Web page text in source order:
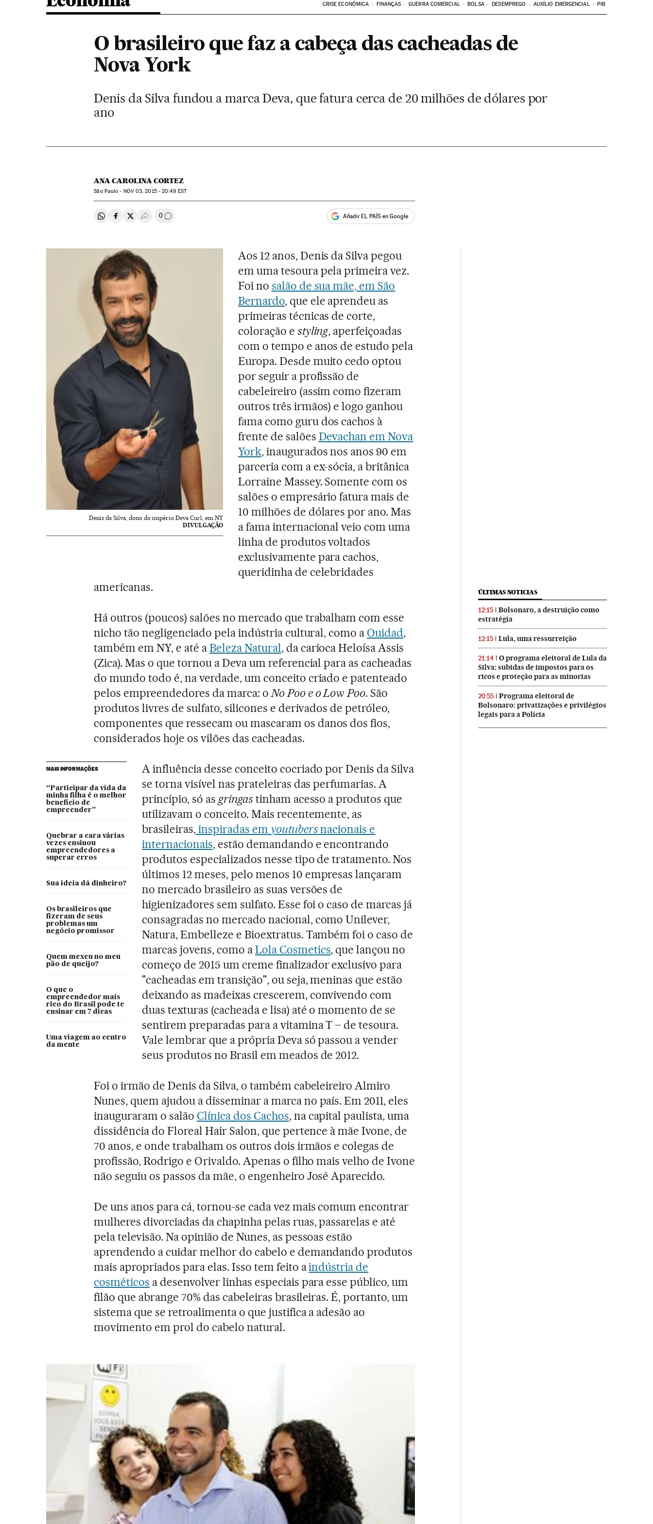
CRISE ECONÔMICA FINANÇAS GUERRA COMERCIAL BOLSA DESEMPREGO AUXÍLIO EMERGENCIAL PIB
O brasileiro que faz a cabeça das cacheadas de
Nova York
Denis da Silva fundou a marca Deva, que fatura cerca de 20 milhões de dólares por
ano
ANA CAROLINA CORTEZ
São Paulo - NOV03, 2015 - 20:49 EST
Compartir en Whatsapp
Compartir en Facebook
Compartir en Twitter
Desplegar Redes Sociales
0 Comentários Añadir EL PAÍS en Google
Denis da Silva, dono do império Deva Curl, em NY
DIVULGAÇÃO
Aos 12 anos, Denis da Silva pegou
em uma tesoura pela primeira vez.
Foi no salão de sua mãe, em São
Bernardo, que ele aprendeu as
primeiras técnicas de corte,
coloração e styling, aperfeiçoadas
com o tempo e anos de estudo pela
Europa. Desde muito cedo optou
por seguir a profissão de
cabeleireiro (assim como fizeram
outros três irmãos) e logo ganhou
fama como guru dos cachos à
frente de salões Devachan em Nova
York, inaugurados nos anos 90 em
parceria com a ex-sócia, a britânica
Lorraine Massey. Somente com os
salões o empresário fatura mais de
10 milhões de dólares por ano. Mas
a fama internacional veio com uma
linha de produtos voltados
exclusivamente para cachos,
queridinha de celebridades
americanas.
Há outros (poucos) salões no mercado que trabalham com esse
nicho tão negligenciado pela indústria cultural, como a Ouidad,
também em NY, e até aBeleza Natural, da carioca Heloísa Assis
(Zica). Mas o que tornou a Deva um referencial para as cacheadas
do mundo todo é, na verdade, um conceito criado e patenteado
pelos empreendedores da marca: oNo Poo e o Low Poo. São
produtos livres de sulfato, silicones e derivados de petróleo,
componentes que ressecam ou mascaram os danos dos fios,
considerados hoje os vilões das cacheadas.
MAIS INFORMAÇÕES
“Participar da vida da
minha filha é o melhor
benefício de
empreender”
Quebrar a cara várias
vezes ensinou
empreendedores a
superar erros
Sua ideia dá dinheiro?
Os brasileiros que
fizeram de seus
problemas um
negócio promissor
Quem mexeu no meu
pão de queijo?
O que o
empreendedor mais
rico do Brasil pode te
ensinar em 7 dicas
Uma viagem ao centro
da mente
A influência desse conceito cocriado por Denis da Silva
se torna visível nas prateleiras das perfumarias. A
princípio, só as gringastinham acesso a produtos que
utilizavam o conceito. Mais recentemente, as
brasileiras,inspiradas em youtubersnacionais e
internacionais, estão demandando e encontrando
produtos especializados nesse tipo de tratamento. Nos
últimos 12 meses, pelo menos 10 empresas lançaram
no mercado brasileiro as suas versões de
higienizadores sem sulfato. Esse foi o caso de marcas já
consagradas no mercado nacional, como Unilever,
Natura, Embelleze e Bioextratus. Também foi o caso de
marcas jovens, como aLola Cosmetics, que lançou no
começo de 2015 um creme finalizador exclusivo para
"cacheadas em transição", ou seja, meninas que estão
deixando as madeixas crescerem, convivendo com
duas texturas (cacheada e lisa) até o momento de se
sentirem preparadas para a vitamina T – de tesoura.
Vale lembrar que a própria Deva só passou a vender
seus produtos no Brasil em meados de 2012.
Foi o irmão de Denis da Silva, o também cabeleireiro Almiro
Nunes, quem ajudou a disseminar a marca no país. Em 2011, eles
inauguraram o salão Clínica dos Cachos, na capital paulista, uma
dissidência do Floreal Hair Salon, que pertence à mãe Ivone, de
70 anos, e onde trabalham os outros dois irmãos e colegas de
profissão, Rodrigo e Orivaldo. Apenas o filho mais velho de Ivone
não seguiu os passos da mãe, o engenheiro José Aparecido.
De uns anos para cá, tornou-se cada vez mais comum encontrar
mulheres divorciadas da chapinha pelas ruas, passarelas e até
pela televisão. Na opinião de Nunes, as pessoas estão
aprendendo a cuidar melhor do cabelo e demandando produtos
mais apropriados para elas. Isso tem feito aindústria de
cosméticos a desenvolver linhas especiais para esse público, um
filão que abrange 70% das cabeleiras brasileiras. É, portanto, um
sistema que se retroalimenta o que justifica a adesão ao
movimento em prol do cabelo natural.
ÚLTIMAS NOTICIAS
12:15
Bolsonaro, a destruição como
estratégia
12:15 Lula, uma ressurreição
21:14
O programa eleitoral de Lula da
Silva: subidas de impostos para os
ricos e proteção para as minorias
20:55
Programa eleitoral de
Bolsonaro: privatizações e privilégios
legais para a Polícia